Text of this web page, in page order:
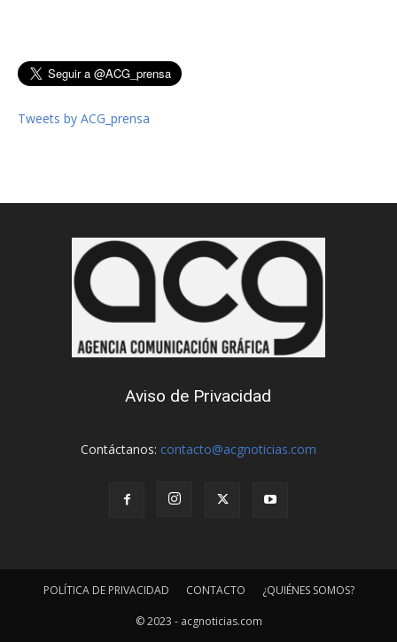
Tweets by ACG_prensa
Aviso de Privacidad
Contáctanos: contacto@acgnoticias.com
POLÍTICA DE PRIVACIDAD CONTACTO ¿QUIÉNES SOMOS?
© 2023 - acgnoticias.com